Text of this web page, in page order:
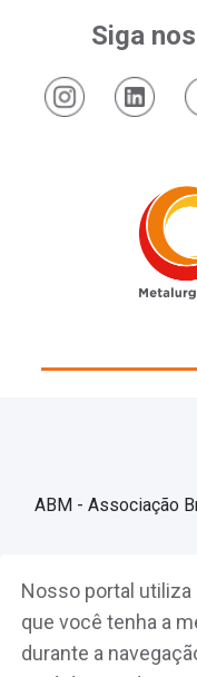
Nosso portal
que você tenha a
durante a
Siga
ABM - Associação